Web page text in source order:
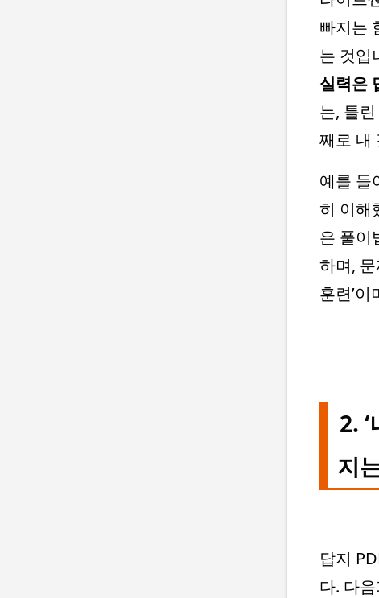
빠지는
는 것입
실력은
는, 틀
째로 내
예를 들
히 이해
은 풀이
하며, 문
훈련’
2.
지
답지
다. 다